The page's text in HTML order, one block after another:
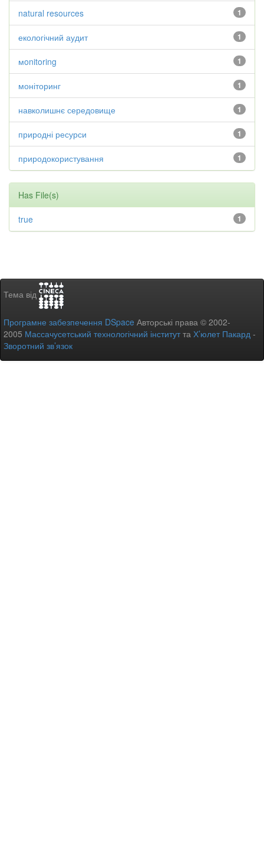
1
natural resources
1
екологічний аудит
1
мonitoring
1
моніторинг
1
навколишнє середовище
1
природні ресурси
1
природокористування
Has File(s)
1
true
Тема від
Програмне забезпечення DSpace Авторські права © 2002-
2005 Массачусетський технологічний інститутта Х’юлет Пакард -
Зворотний зв’язок